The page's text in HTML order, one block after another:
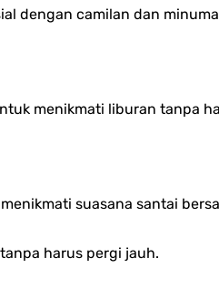
dengan camilan dan
menikmati liburan tanpa
suasana santai
harus pergi jauh.